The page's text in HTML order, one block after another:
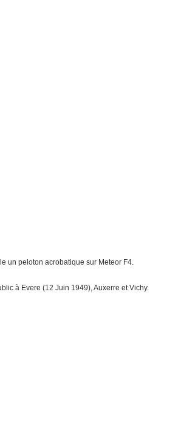
un peloton acrobatique sur Meteor F4.
à Evere (12 Juin 1949), Auxerre et Vichy.